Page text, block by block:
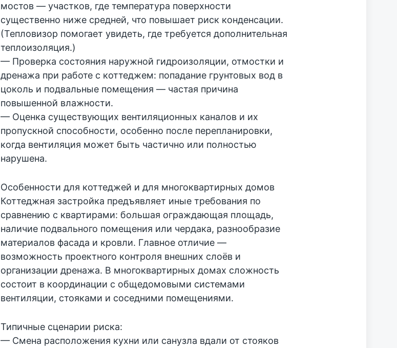
мостов — участков, где температура поверхности
существенно ниже средней, что повышает риск конденсации.
(Тепловизор помогает увидеть, где требуется дополнительная
теплоизоляция.)
— Проверка состояния наружной гидроизоляции, отмостки и
дренажа при работе с коттеджем: попадание грунтовых вод в
цоколь и подвальные помещения — частая причина
повышенной влажности.
— Оценка существующих вентиляционных каналов и их
пропускной способности, особенно после перепланировки,
когда вентиляция может быть частично или полностью
нарушена.
Особенности для коттеджей и для многоквартирных домов
Коттеджная застройка предъявляет иные требования по
сравнению с квартирами: большая ограждающая площадь,
наличие подвального помещения или чердака, разнообразие
материалов фасада и кровли. Главное отличие —
возможность проектного контроля внешних слоёв и
организации дренажа. В многоквартирных домах сложность
состоит в координации с общедомовыми системами
вентиляции, стояками и соседними помещениями.
Типичные сценарии риска:
— Смена расположения кухни или санузла вдали от стояков